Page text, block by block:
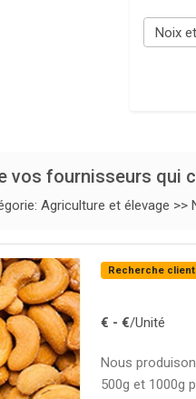
vos fournisseurs qui
Agriculture et élevage >>
Recherche
€ - €/Unité
Nous
500g et 1000g